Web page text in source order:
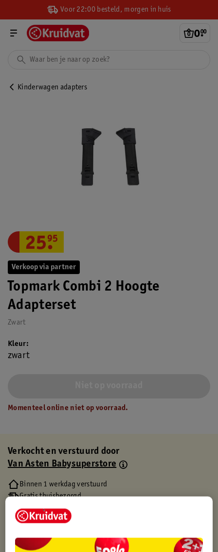
Voor 22:00 besteld, morgen in huis
0.
00
Kinderwagen adapters
Verkoop via partner
Topmark Combi 2 Hoogte
Adapterset
Zwart
25.
95
Kleur
zwart
Momenteel online niet op voorraad.
Verkocht en verstuurd door
Van Asten Babysuperstore
Binnen 1 werkdag verstuurd
Gratis thuisbezorgd
Gratis retourneren via verkooppartner.
Gratis punten met je Kruidvat kaart